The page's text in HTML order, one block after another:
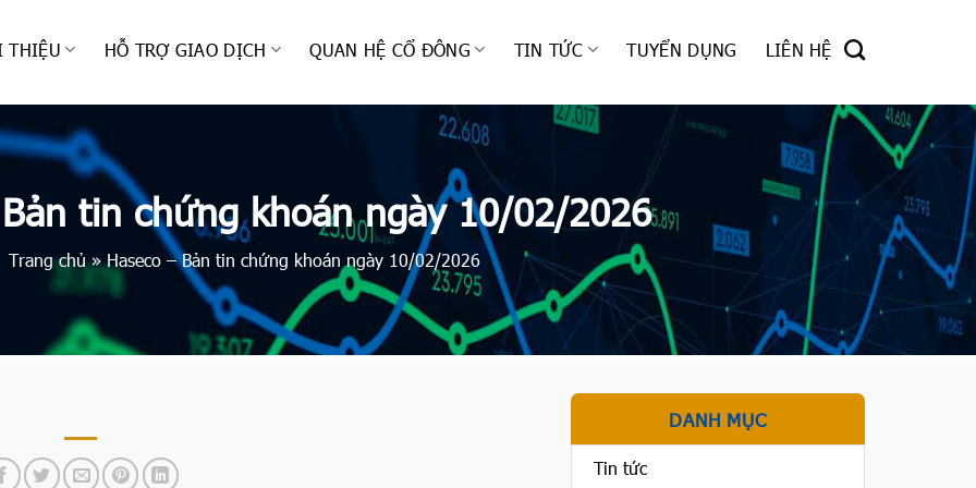
THIỆU HỖ TRỢ GIAO DỊCH QUAN HỆ CỔ ĐÔNG TIN TỨC TUYỂN DỤNG LIÊN HỆ
tin chứng khoán ngày 10/02/2026
Trang chủ»Haseco – Bản tin chứng khoán ngày 10/02/2026
DANH MỤC
Tin tức